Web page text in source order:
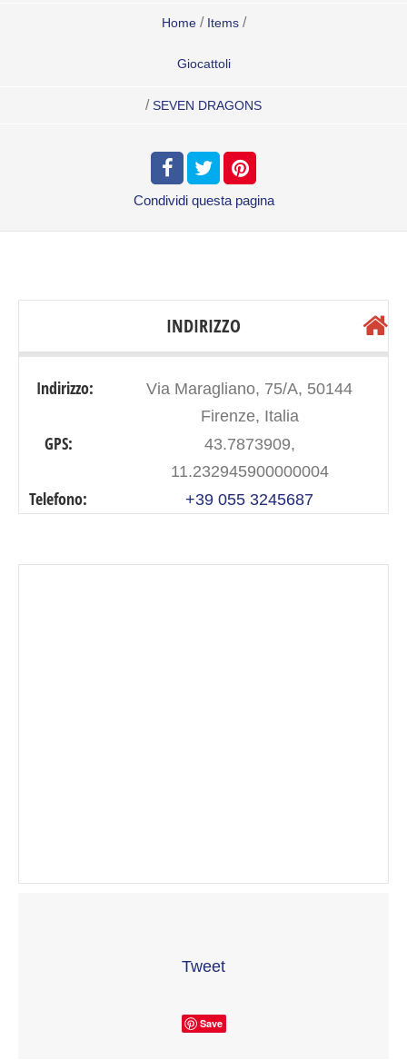
Home / Items /
Giocattoli
/ SEVEN DRAGONS
Condividi questa pagina
INDIRIZZO
Indirizzo:
Via Maragliano, 75/A, 50144
Firenze, Italia
GPS:
43.7873909,
11.232945900000004
Telefono: +39 055 3245687
Tweet
Save